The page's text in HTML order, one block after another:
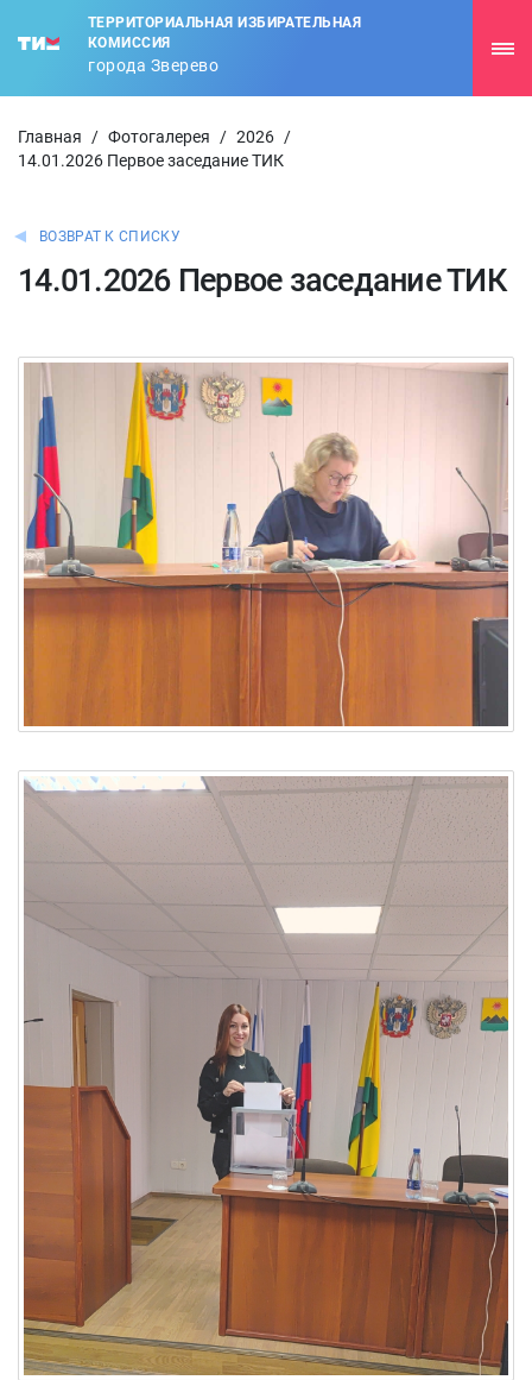
ТЕРРИТОРИАЛЬНАЯ ИЗБИРАТЕЛЬНАЯ
КОМИССИЯ
города Зверево
Главная / Фотогалерея / 2026 /
14.01.2026 Первое заседание ТИК
ВОЗВРАТ К СПИСКУ
14.01.2026 Первое заседание ТИК